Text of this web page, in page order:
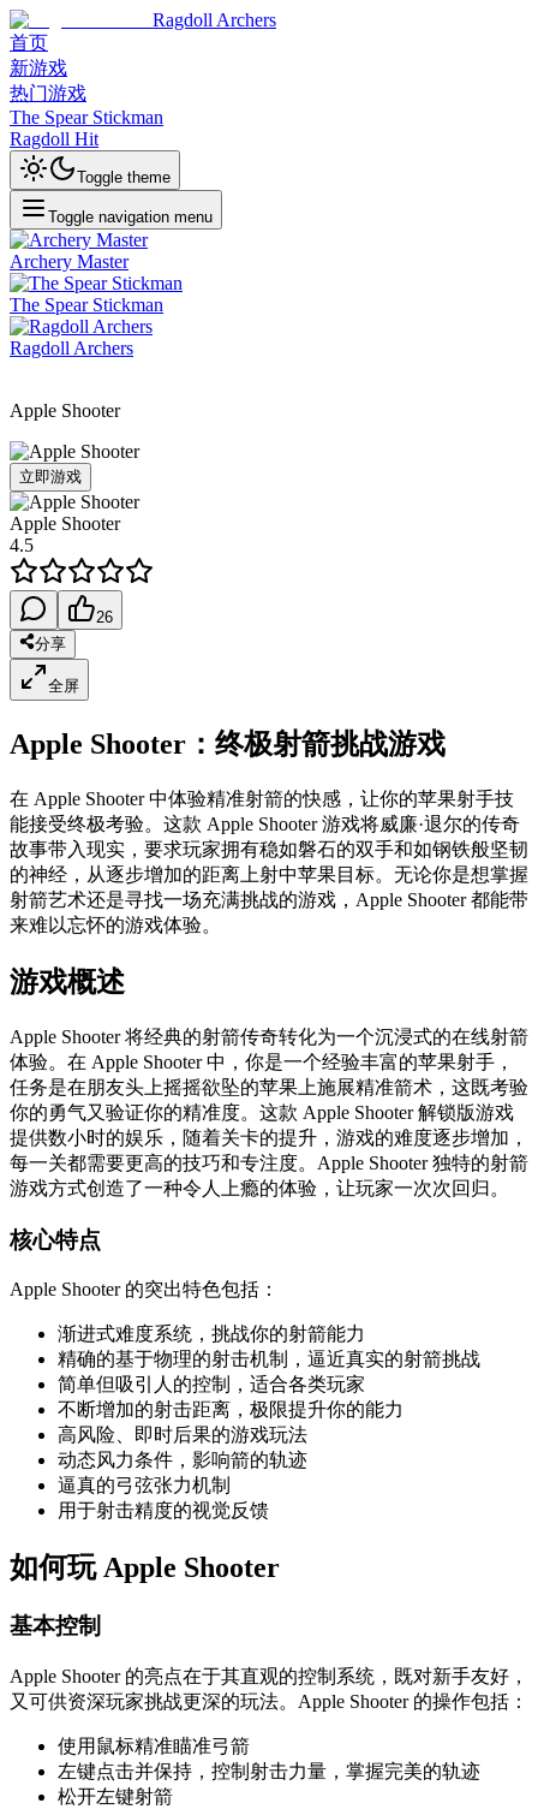
Ragdoll Archers
首页
新游戏
热门游戏
The Spear Stickman
Ragdoll Hit
Toggle theme
Toggle navigation menu
Archery Master
The Spear Stickman
Ragdoll Archers
Apple Shooter
立即游戏
Apple Shooter
4.5
26
分享
全屏
Apple Shooter：终极射箭挑战游戏
在 Apple Shooter 中体验精准射箭的快感，让你的苹果射手技
能接受终极考验。这款 Apple Shooter 游戏将威廉·退尔的传奇
故事带入现实，要求玩家拥有稳如磐石的双手和如钢铁般坚韧
的神经，从逐步增加的距离上射中苹果目标。无论你是想掌握
射箭艺术还是寻找一场充满挑战的游戏，Apple Shooter 都能带
来难以忘怀的游戏体验。
游戏概述
Apple Shooter 将经典的射箭传奇转化为一个沉浸式的在线射箭
体验。在 Apple Shooter 中，你是一个经验丰富的苹果射手，
任务是在朋友头上摇摇欲坠的苹果上施展精准箭术，这既考验
你的勇气又验证你的精准度。这款 Apple Shooter 解锁版游戏
提供数小时的娱乐，随着关卡的提升，游戏的难度逐步增加，
每一关都需要更高的技巧和专注度。Apple Shooter 独特的射箭
游戏方式创造了一种令人上瘾的体验，让玩家一次次回归。
核心特点
Apple Shooter 的突出特色包括：
渐进式难度系统，挑战你的射箭能力
精确的基于物理的射击机制，逼近真实的射箭挑战
简单但吸引人的控制，适合各类玩家
不断增加的射击距离，极限提升你的能力
高风险、即时后果的游戏玩法
动态风力条件，影响箭的轨迹
逼真的弓弦张力机制
用于射击精度的视觉反馈
如何玩 Apple Shooter
基本控制
Apple Shooter 的亮点在于其直观的控制系统，既对新手友好，
又可供资深玩家挑战更深的玩法。Apple Shooter 的操作包括：
使用鼠标精准瞄准弓箭
左键点击并保持，控制射击力量，掌握完美的轨迹
松开左键射箭